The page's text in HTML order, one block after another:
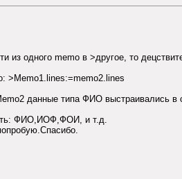
из одного memo в >другое, то
>Memo1.lines:=memo2.lines
данные типа ФИО выстраивались
ФИО,ИОФ,ФОИ, и т.д.